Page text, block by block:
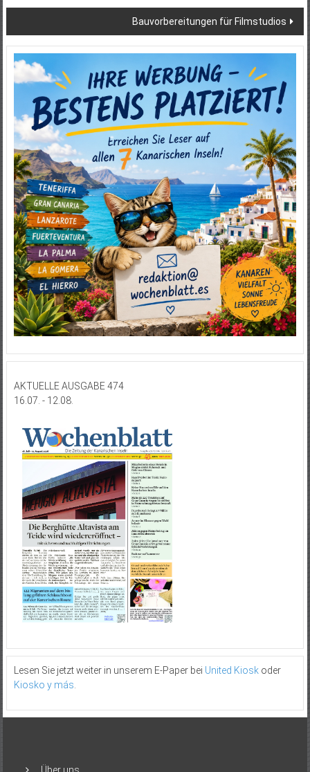
Bauvorbereitungen für Filmstudios
AKTUELLE AUSGABE 474
16.07. - 12.08.
Lesen Sie jetzt weiter in unserem E-Paper bei United Kioskoder
Kiosko y más.